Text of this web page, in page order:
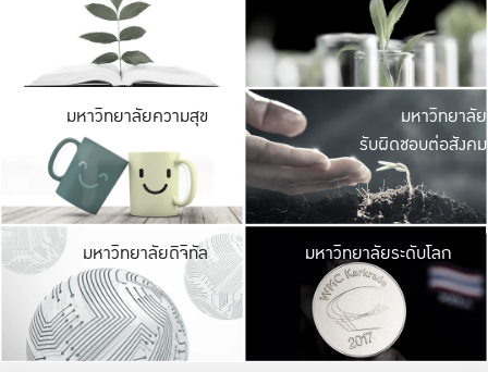
มีพื้นที่เขียวสดใส
เป็นป่าในเมือง เกษต
มหาวิทยาลัยความสุข มหาวิ
ค
เปิดประ
และพบเรื่องราวใ
มหาวิทยาลัย
รับผิดชอบต่อสังคม
มหาวิทยาลัยดิจิทัล มหาวิ
เปลี่ยนแปลง แล
เพื่อทำง
ระบบสารสนเทศ
มหาวิทยาลัยระดับโลก